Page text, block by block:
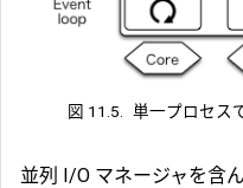
図 11.5. 単一プロセス
並列 I/O マネージャを含